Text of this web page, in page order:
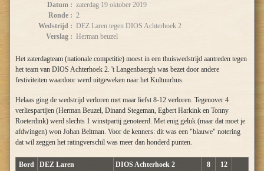
Datum : zaterdag 19 oktober 2019
Ronde : 2
Wedstrijd : DEZ Laren tegen DIOS Achterhoek 2
Verslag : Herman beuzel
Het zaterdagteam (nationale competitie) moest in een thuiswedstrijd aantreden tegen
het team van DIOS Achterhoek 2. 't Langenbaergh was bezet door andere
festiviteiten waardoor werd uitgeweken naar het Kultuurhus.
Helaas ging de wedstrijd verloren met maar liefst 8-12 verloren. Tegenover 4
verliespartijen (Herman Beuzel, Dinand Stegeman, Egbert Harkink en Tonny
Roeterdink) werd slechts 1 winstpartij genoteerd. Met enig geluk (maar dat moet je
afdwingen) won Johan Beltman. Voor de kenners: dit was een "blauwe" notering
dat wil zeggen het ratingverschil was meer dan honderd punten.
Bord DEZ Laren DIOS Achterhoek 2 8
12